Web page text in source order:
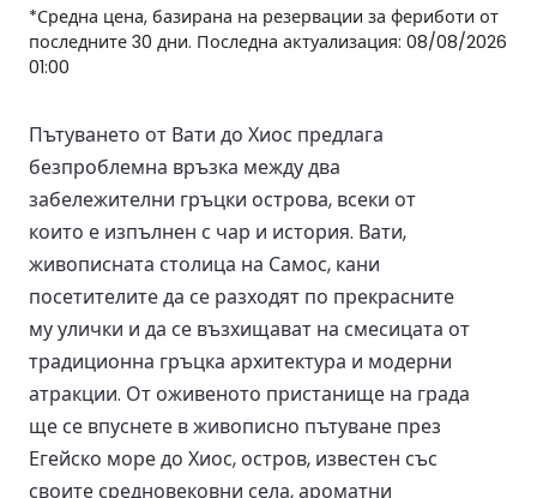
*Средна цена, базирана на резервации за фериботи от
последните 30 дни. Последна актуализация: 08/08/2026
01:00
Пътуването от Вати до Хиос предлага
безпроблемна връзка между два
забележителни гръцки острова, всеки от
които е изпълнен с чар и история. Вати,
живописната столица на Самос, кани
посетителите да се разходят по прекрасните
му улички и да се възхищават на смесицата от
традиционна гръцка архитектура и модерни
атракции. От оживеното пристанище на града
ще се впуснете в живописно пътуване през
Егейско море до Хиос, остров, известен със
своите средновековни села, ароматни